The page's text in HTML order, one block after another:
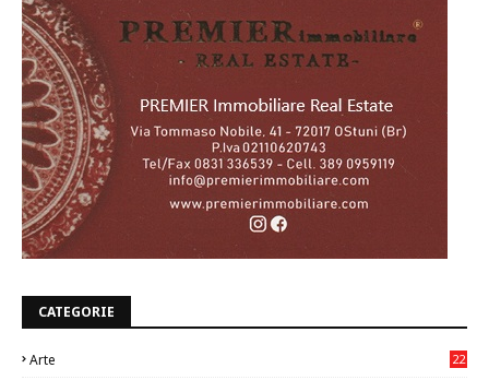
CATEGORIE
Arte
22